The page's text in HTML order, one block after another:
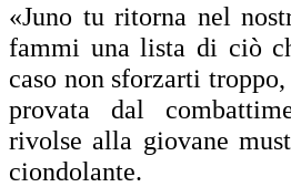
«Juno tu ritorna nel
fammi una lista di ciò
caso non sforzarti troppo,
provata dal
rivolse alla giovane
ciondolante.